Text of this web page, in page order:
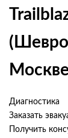
Москве
Диагностика
Заказать
Получить